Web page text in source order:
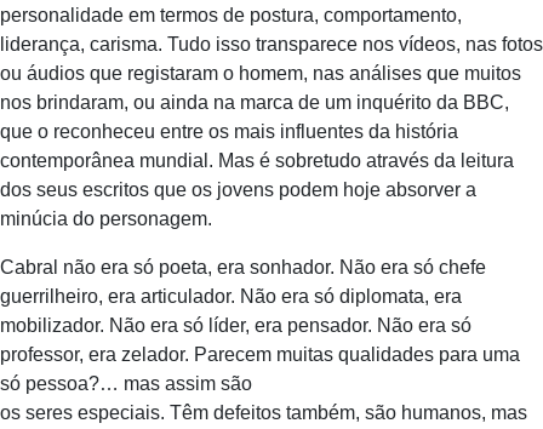
personalidade em termos de postura, comportamento,
liderança, carisma. Tudo isso transparece nos vídeos, nas fotos
ou áudios que registaram o homem, nas análises que muitos
nos brindaram, ou ainda na marca de um inquérito da BBC,
que o reconheceu entre os mais influentes da história
contemporânea mundial. Mas é sobretudo através da leitura
dos seus escritos que os jovens podem hoje absorver a
minúcia do personagem.
Cabral não era só poeta, era sonhador. Não era só chefe
guerrilheiro, era articulador. Não era só diplomata, era
mobilizador. Não era só líder, era pensador. Não era só
professor, era zelador. Parecem muitas qualidades para uma
só pessoa?… mas assim são
os seres especiais. Têm defeitos também, são humanos, mas